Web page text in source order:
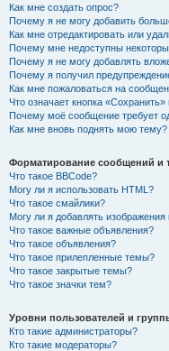
Как мне создать опрос?
Почему я не могу добавить
Как мне отредактировать или
Почему мне недоступны
Почему я не могу добавлять
Почему я получил
Как мне пожаловаться на
Что означает кнопка
Почему моё сообщение требует
Как мне вновь поднять мою тему?
Форматирование сообщений и
Что такое BBCode?
Могу ли я использовать HTML?
Что такое смайлики?
Могу ли я добавлять
Что такое важные объявления?
Что такое объявления?
Что такое прилепленные темы?
Что такое закрытые темы?
Что такое значки тем?
Уровни пользователей и
Кто такие администраторы?
Кто такие модераторы?